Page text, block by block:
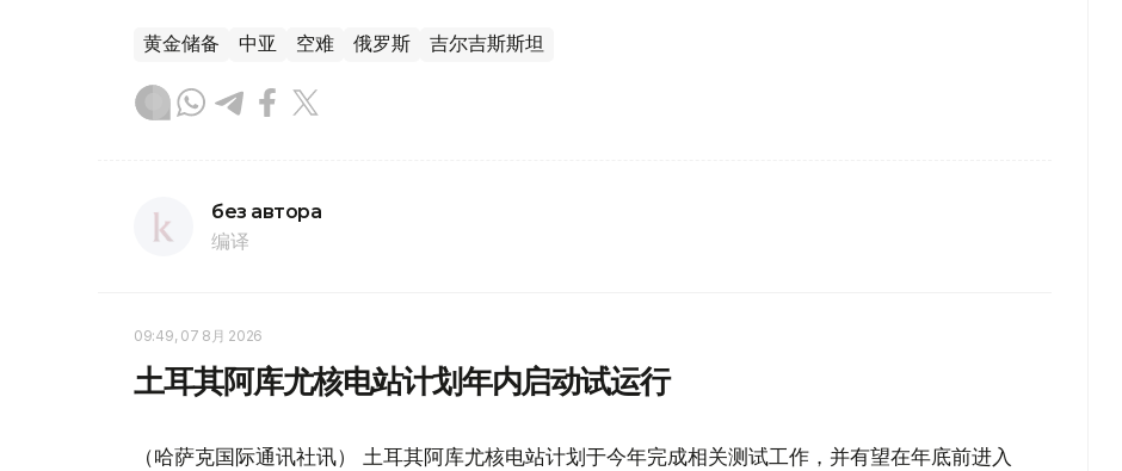
黄金储备 中亚 空难 俄罗斯 吉尔吉斯斯坦
без автора
编译
09:49, 07 8月 2026
土耳其阿库尤核电站计划年内启动试运行
（哈萨克国际通讯社讯） 土耳其阿库尤核电站计划于今年完成相关测试工作，并有望在年底前进入